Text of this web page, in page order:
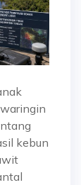
kebun